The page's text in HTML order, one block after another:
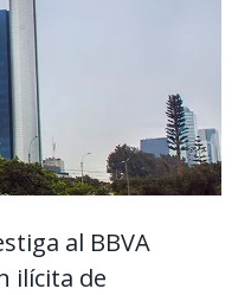
al BBVA
ilícita de